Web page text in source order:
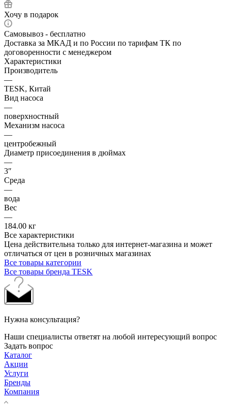
Хочу в подарок
Самовывоз - бесплатно
Доставка за МКАД и по России по тарифам ТК по
договоренности с менеджером
Характеристики
Производитель
—
TESK, Китай
Вид насоса
—
поверхностный
Механизм насоса
—
центробежный
Диаметр присоединения в дюймах
—
3″
Среда
—
вода
Вес
—
184.00 кг
Все характеристики
Цена действительна только для интернет-магазина и может
отличаться от цен в розничных магазинах
Все товары категории
Все товары бренда TESK
Нужна консультация?
Наши специалисты ответят на любой интересующий вопрос
Задать вопрос
Каталог
Акции
Услуги
Бренды
Компания